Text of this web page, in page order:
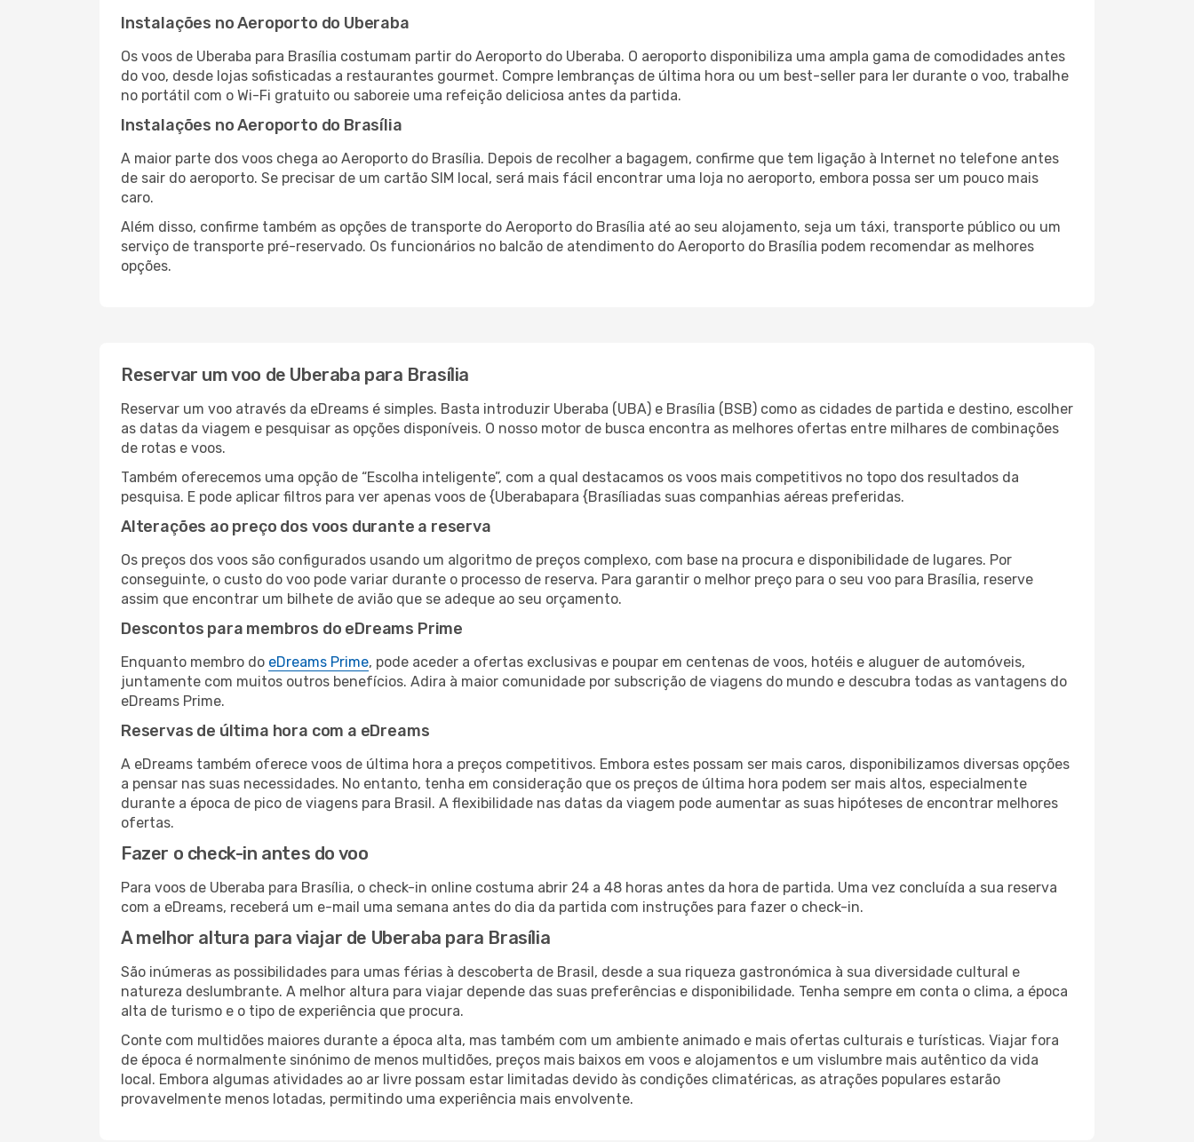
Instalações no Aeroporto do Uberaba
Os voos de Uberaba para Brasília costumam partir do Aeroporto do Uberaba. O aeroporto disponibiliza uma ampla gama de comodidades antes
do voo, desde lojas sofisticadas a restaurantes gourmet. Compre lembranças de última hora ou um best-seller para ler durante o voo, trabalhe
no portátil com o Wi-Fi gratuito ou saboreie uma refeição deliciosa antes da partida.
Instalações no Aeroporto do Brasília
A maior parte dos voos chega ao Aeroporto do Brasília. Depois de recolher a bagagem, confirme que tem ligação à Internet no telefone antes
de sair do aeroporto. Se precisar de um cartão SIM local, será mais fácil encontrar uma loja no aeroporto, embora possa ser um pouco mais
caro.
Além disso, confirme também as opções de transporte do Aeroporto do Brasília até ao seu alojamento, seja um táxi, transporte público ou um
serviço de transporte pré-reservado. Os funcionários no balcão de atendimento do Aeroporto do Brasília podem recomendar as melhores
opções.
Reservar um voo de Uberaba para Brasília
Reservar um voo através da eDreams é simples. Basta introduzir Uberaba (UBA) e Brasília (BSB) como as cidades de partida e destino, escolher
as datas da viagem e pesquisar as opções disponíveis. O nosso motor de busca encontra as melhores ofertas entre milhares de combinações
de rotas e voos.
Também oferecemos uma opção de “Escolha inteligente”, com a qual destacamos os voos mais competitivos no topo dos resultados da
pesquisa. E pode aplicar filtros para ver apenas voos de {Uberabapara {Brasíliadas suas companhias aéreas preferidas.
Alterações ao preço dos voos durante a reserva
Os preços dos voos são configurados usando um algoritmo de preços complexo, com base na procura e disponibilidade de lugares. Por
conseguinte, o custo do voo pode variar durante o processo de reserva. Para garantir o melhor preço para o seu voo para Brasília, reserve
assim que encontrar um bilhete de avião que se adeque ao seu orçamento.
Descontos para membros do eDreams Prime
Enquanto membro do eDreams Prime, pode aceder a ofertas exclusivas e poupar em centenas de voos, hotéis e aluguer de automóveis,
juntamente com muitos outros benefícios. Adira à maior comunidade por subscrição de viagens do mundo e descubra todas as vantagens do
eDreams Prime.
Reservas de última hora com a eDreams
A eDreams também oferece voos de última hora a preços competitivos. Embora estes possam ser mais caros, disponibilizamos diversas opções
a pensar nas suas necessidades. No entanto, tenha em consideração que os preços de última hora podem ser mais altos, especialmente
durante a época de pico de viagens para Brasil. A flexibilidade nas datas da viagem pode aumentar as suas hipóteses de encontrar melhores
ofertas.
Fazer o check-in antes do voo
Para voos de Uberaba para Brasília, o check-in online costuma abrir 24 a 48 horas antes da hora de partida. Uma vez concluída a sua reserva
com a eDreams, receberá um e-mail uma semana antes do dia da partida com instruções para fazer o check-in.
A melhor altura para viajar de Uberaba para Brasília
São inúmeras as possibilidades para umas férias à descoberta de Brasil, desde a sua riqueza gastronómica à sua diversidade cultural e
natureza deslumbrante. A melhor altura para viajar depende das suas preferências e disponibilidade. Tenha sempre em conta o clima, a época
alta de turismo e o tipo de experiência que procura.
Conte com multidões maiores durante a época alta, mas também com um ambiente animado e mais ofertas culturais e turísticas. Viajar fora
de época é normalmente sinónimo de menos multidões, preços mais baixos em voos e alojamentos e um vislumbre mais autêntico da vida
local. Embora algumas atividades ao ar livre possam estar limitadas devido às condições climatéricas, as atrações populares estarão
provavelmente menos lotadas, permitindo uma experiência mais envolvente.